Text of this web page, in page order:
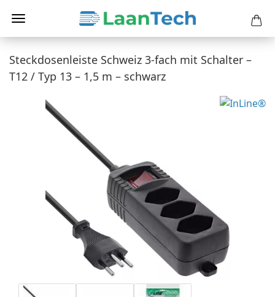
Steckdosenleiste Schweiz 3-fach mit Schalter –
T12 / Typ 13 – 1,5 m – schwarz